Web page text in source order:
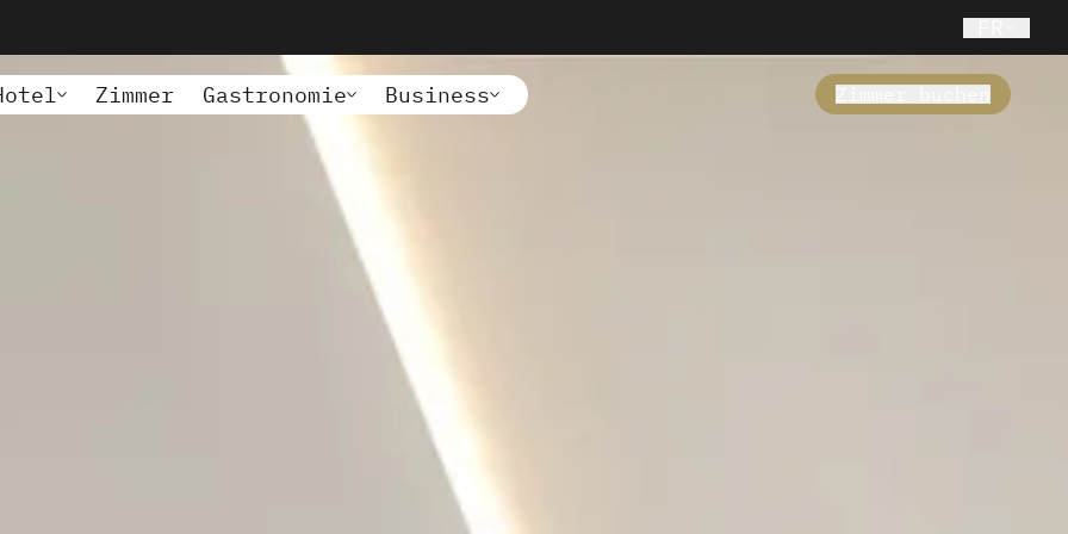
FR
Zimmer Gastronomie Business